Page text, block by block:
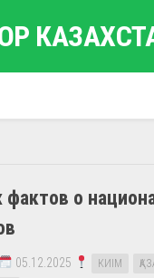
фактов о
05.12.2025 КИІМ